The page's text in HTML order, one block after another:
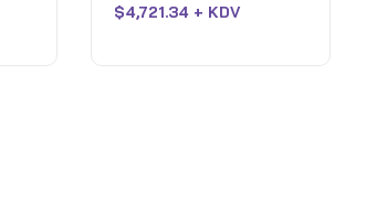
TB SSD - Midnight Black,
aldı
$4,721.34 + KDV